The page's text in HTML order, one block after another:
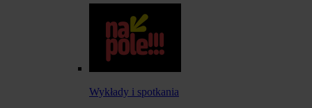
Wykłady i spotkania